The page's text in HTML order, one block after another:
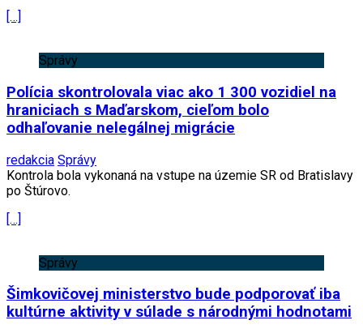
[…]
Správy
Polícia skontrolovala viac ako 1 300 vozidiel na
hraniciach s Maďarskom, cieľom bolo
odhaľovanie nelegálnej migrácie
redakcia Správy
Kontrola bola vykonaná na vstupe na územie SR od Bratislavy
po Štúrovo.
[…]
Správy
Šimkovičovej ministerstvo bude podporovať iba
kultúrne aktivity v súlade s národnými hodnotami